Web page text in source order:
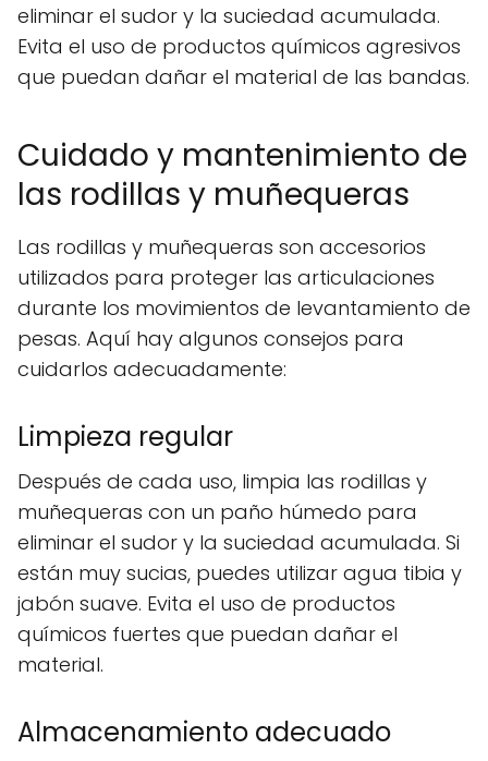
eliminar el sudor y la suciedad acumulada.
Evita el uso de productos químicos agresivos
que puedan dañar el material de las bandas.
Cuidado y mantenimiento de
las rodillas y muñequeras
Las rodillas y muñequeras son accesorios
utilizados para proteger las articulaciones
durante los movimientos de levantamiento de
pesas. Aquí hay algunos consejos para
cuidarlos adecuadamente:
Limpieza regular
Después de cada uso, limpia las rodillas y
muñequeras con un paño húmedo para
eliminar el sudor y la suciedad acumulada. Si
están muy sucias, puedes utilizar agua tibia y
jabón suave. Evita el uso de productos
químicos fuertes que puedan dañar el
material.
Almacenamiento adecuado